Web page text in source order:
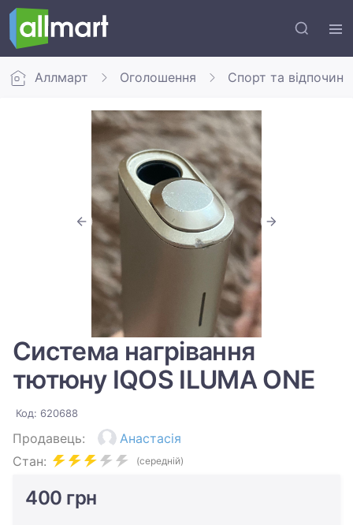
Аллмарт Оголошення Спорт та
Система нагрівання
тютюну IQOS ILUMA ONE
Код: 620688
Продавець:
Анастасія
Стан:
(середній)
400 грн